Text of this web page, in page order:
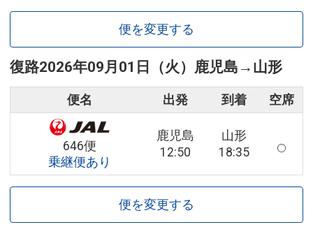
便を変更する
復路2026年09月01日（火） 鹿児島 → 山形
便名 出発 到着 空席
646便
乗継便あり
鹿児島
12:50
山形
18:35
便を変更する